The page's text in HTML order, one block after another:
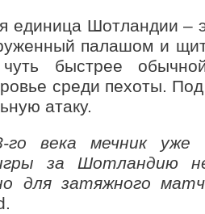
единица Шотландии –
палашом и
чуть быстрее
среди пехоты.
атаку.
го века мечник уже
за Шотландию
для затяжного